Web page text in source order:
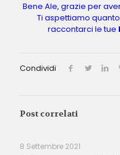
Bene Ale, grazie per
Ti aspettiamo
raccontarci le tue
Condividi
Post correlati
8 Settembre 2021